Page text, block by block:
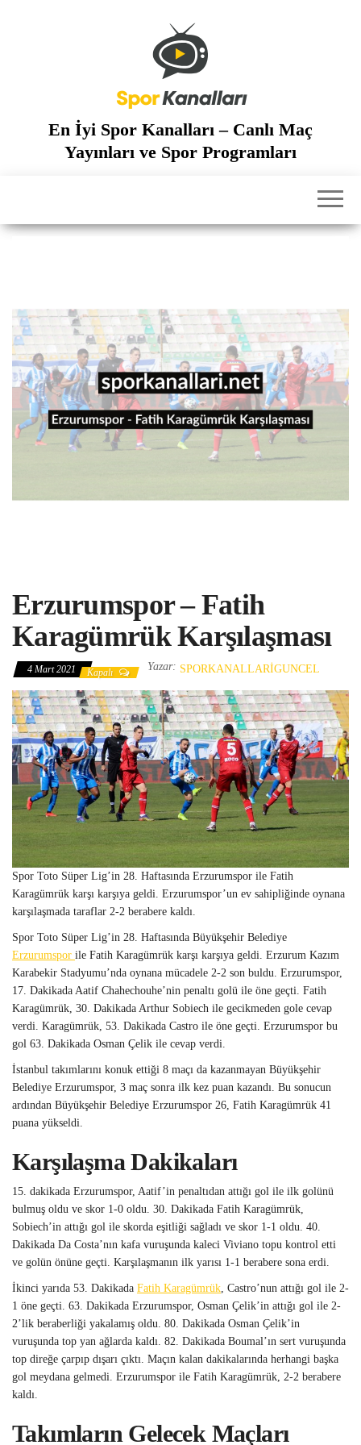
En İyi Spor Kanalları – Canlı Maç
Yayınları ve Spor Programları
Erzurumspor – Fatih
Karagümrük Karşılaşması
4 Mart 2021 Kapalı Yazar: SPORKANALLARIGUNCEL
Spor Toto Süper Lig’in 28. Haftasında Erzurumspor ile Fatih
Karagümrük karşı karşıya geldi. Erzurumspor’un ev sahipliğinde oynana
karşılaşmada taraflar 2-2 berabere kaldı.
Spor Toto Süper Lig’in 28. Haftasında Büyükşehir Belediye
Erzurumspor ile Fatih Karagümrük karşı karşıya geldi. Erzurum Kazım
Karabekir Stadyumu’nda oynana mücadele 2-2 son buldu. Erzurumspor,
17. Dakikada Aatif Chahechouhe’nin penaltı golü ile öne geçti. Fatih
Karagümrük, 30. Dakikada Arthur Sobiech ile gecikmeden gole cevap
verdi. Karagümrük, 53. Dakikada Castro ile öne geçti. Erzurumspor bu
gol 63. Dakikada Osman Çelik ile cevap verdi.
İstanbul takımlarını konuk ettiği 8 maçı da kazanmayan Büyükşehir
Belediye Erzurumspor, 3 maç sonra ilk kez puan kazandı. Bu sonucun
ardından Büyükşehir Belediye Erzurumspor 26, Fatih Karagümrük 41
puana yükseldi.
Karşılaşma Dakikaları
15. dakikada Erzurumspor, Aatif’in penaltıdan attığı gol ile ilk golünü
bulmuş oldu ve skor 1-0 oldu. 30. Dakikada Fatih Karagümrük,
Sobiech’in attığı gol ile skorda eşitliği sağladı ve skor 1-1 oldu. 40.
Dakikada Da Costa’nın kafa vuruşunda kaleci Viviano topu kontrol etti
ve golün önüne geçti. Karşılaşmanın ilk yarısı 1-1 berabere sona erdi.
İkinci yarıda 53. Dakikada Fatih Karagümrük, Castro’nun attığı gol ile 2-
1 öne geçti. 63. Dakikada Erzurumspor, Osman Çelik’in attığı gol ile 2-
2’lik beraberliği yakalamış oldu. 80. Dakikada Osman Çelik’in
vuruşunda top yan ağlarda kaldı. 82. Dakikada Boumal’ın sert vuruşunda
top direğe çarpıp dışarı çıktı. Maçın kalan dakikalarında herhangi başka
gol meydana gelmedi. Erzurumspor ile Fatih Karagümrük, 2-2 berabere
kaldı.
Takımların Gelecek Maçları